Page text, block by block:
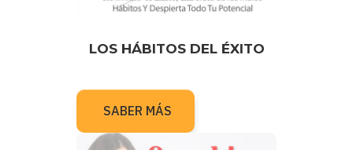
LOS HÁBITOS DEL ÉXITO
SABER MÁS